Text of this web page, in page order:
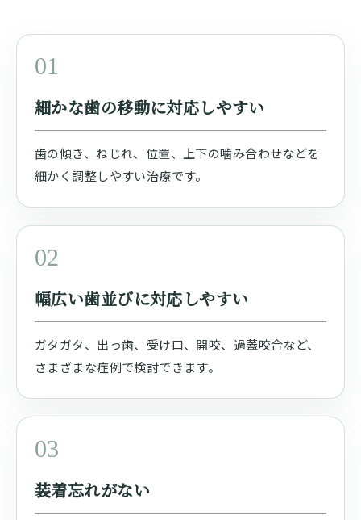
01
細かな歯の移動に対応しやすい
歯の傾き、ねじれ、位置、上下の噛み合わせなどを
細かく調整しやすい治療です。
02
幅広い歯並びに対応しやすい
ガタガタ、出っ歯、受け口、開咬、過蓋咬合など、
さまざまな症例で検討できます。
03
装着忘れがない